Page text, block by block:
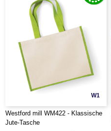
W1
Westford mill WM422 - Klassische
Jute-Tasche